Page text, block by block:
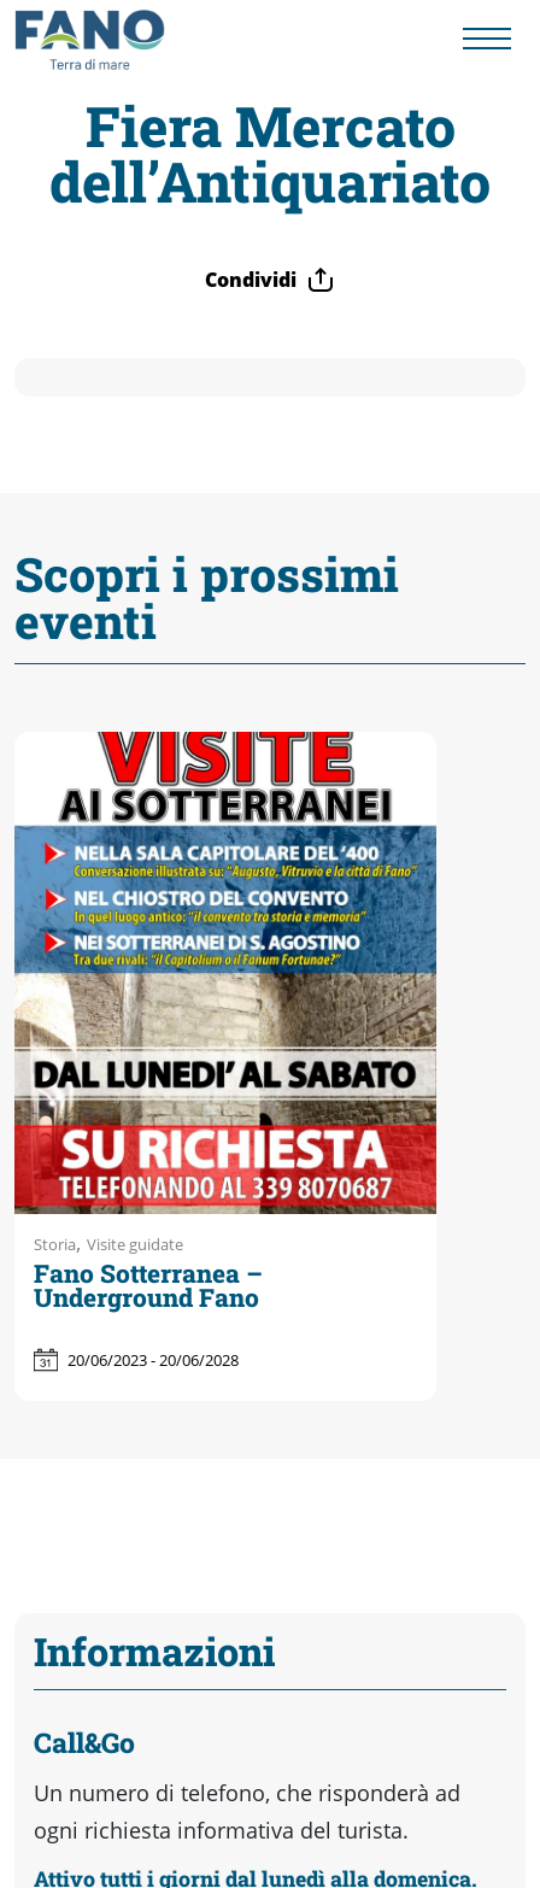
Fano
fare
Percorsi
Enogastronomia
Informazioni
Guide
Fano
Accessibili
Fiera Mercato
dell’Antiquariato
Condividi
Scopri i prossimi
eventi
Storia, Visite guidate
Fano Sotterranea –
Underground Fano
20/06/2023 - 20/06/2028
Informazioni
Call&Go
Un numero di telefono, che risponderà ad
ogni richiesta informativa del turista.
Attivo tutti i giorni dal lunedì alla domenica.